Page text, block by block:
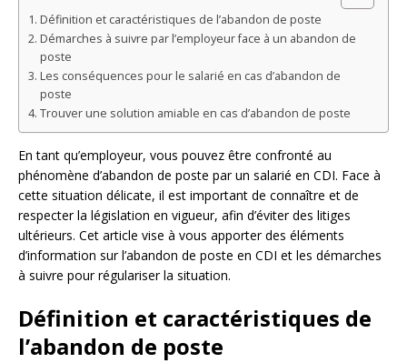
Définition et caractéristiques de l’abandon de poste
Démarches à suivre par l’employeur face à un abandon de
poste
Les conséquences pour le salarié en cas d’abandon de
poste
Trouver une solution amiable en cas d’abandon de poste
En tant qu’employeur, vous pouvez être confronté au
phénomène d’abandon de poste par un salarié en CDI. Face à
cette situation délicate, il est important de connaître et de
respecter la législation en vigueur, afin d’éviter des litiges
ultérieurs. Cet article vise à vous apporter des éléments
d’information sur l’abandon de poste en CDI et les démarches
à suivre pour régulariser la situation.
Définition et caractéristiques de
l’abandon de poste